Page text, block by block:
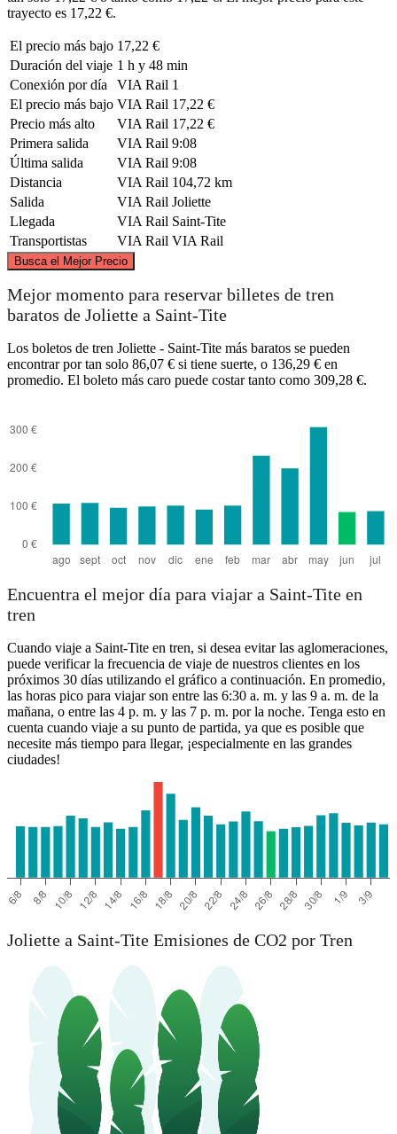
trayecto es 17,22 €.
El precio más bajo 17,22 €
Duración del viaje 1 h y 48 min
Conexión por día
VIA Rail 1
El precio más bajo VIA Rail 17,22 €
Precio más alto
VIA Rail 17,22 €
Primera salida
VIA Rail 9:08
Última salida
VIA Rail 9:08
Distancia
VIA Rail 104,72 km
Salida
VIA Rail Joliette
Llegada
VIA Rail Saint-Tite
Transportistas
VIA Rail VIA Rail
Busca el Mejor Precio
©CARTO
Mejor momento para reservar billetes de tren
baratos de Joliette a Saint-Tite
Los boletos de tren Joliette - Saint-Tite más baratos se pueden
encontrar por tan solo 86,07 € si tiene suerte, o 136,29 € en
promedio. El boleto más caro puede costar tanto como 309,28 €.
Encuentra el mejor día para viajar a Saint-Tite en
tren
Cuando viaje a Saint-Tite en tren, si desea evitar las aglomeraciones,
puede verificar la frecuencia de viaje de nuestros clientes en los
próximos 30 días utilizando el gráfico a continuación. En promedio,
las horas pico para viajar son entre las 6:30 a. m. y las 9 a. m. de la
mañana, o entre las 4 p. m. y las 7 p. m. por la noche. Tenga esto en
cuenta cuando viaje a su punto de partida, ya que es posible que
necesite más tiempo para llegar, ¡especialmente en las grandes
ciudades!
Joliette a Saint-Tite Emisiones de CO2 por Tren